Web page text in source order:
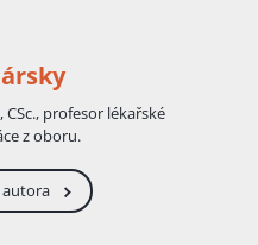
CSc., profesor lékařské
z oboru.
autora